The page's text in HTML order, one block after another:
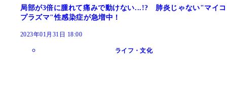
局部が3倍に腫れて痛みで動けない...!? 肺炎じゃない"マイコ
プラズマ"性感染症が急増中！
2023年01月31日 18:00
ライフ・文化